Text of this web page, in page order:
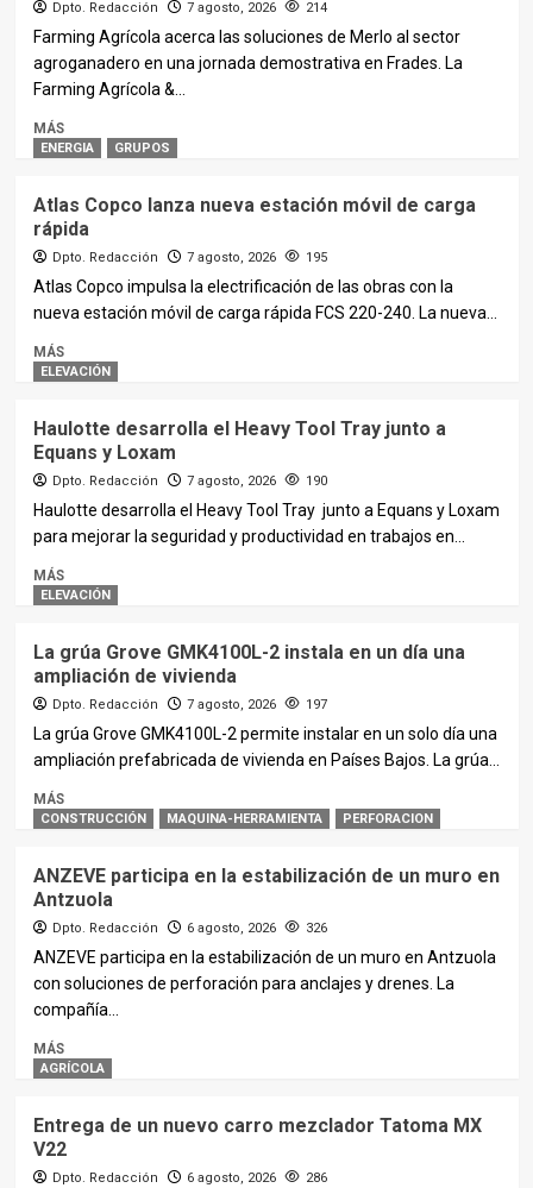
Dpto. Redacción 7 agosto, 2026 214
Farming Agrícola acerca las soluciones de Merlo al sector
agroganadero en una jornada demostrativa en Frades. La
Farming Agrícola &...
MÁS
ENERGIA GRUPOS
Atlas Copco lanza nueva estación móvil de carga
rápida
Dpto. Redacción 7 agosto, 2026 195
Atlas Copco impulsa la electrificación de las obras con la
nueva estación móvil de carga rápida FCS 220-240. La nueva...
MÁS
ELEVACIÓN
Haulotte desarrolla el Heavy Tool Tray junto a
Equans y Loxam
Dpto. Redacción 7 agosto, 2026 190
Haulotte desarrolla el Heavy Tool Tray junto a Equans y Loxam
para mejorar la seguridad y productividad en trabajos en...
MÁS
ELEVACIÓN
La grúa Grove GMK4100L-2 instala en un día una
ampliación de vivienda
Dpto. Redacción 7 agosto, 2026 197
La grúa Grove GMK4100L-2 permite instalar en un solo día una
ampliación prefabricada de vivienda en Países Bajos. La grúa...
MÁS
CONSTRUCCIÓN MAQUINA-HERRAMIENTA PERFORACION
ANZEVE participa en la estabilización de un muro en
Antzuola
Dpto. Redacción 6 agosto, 2026 326
ANZEVE participa en la estabilización de un muro en Antzuola
con soluciones de perforación para anclajes y drenes. La
compañía...
MÁS
AGRÍCOLA
Entrega de un nuevo carro mezclador Tatoma MX
V22
Dpto. Redacción 6 agosto, 2026 286